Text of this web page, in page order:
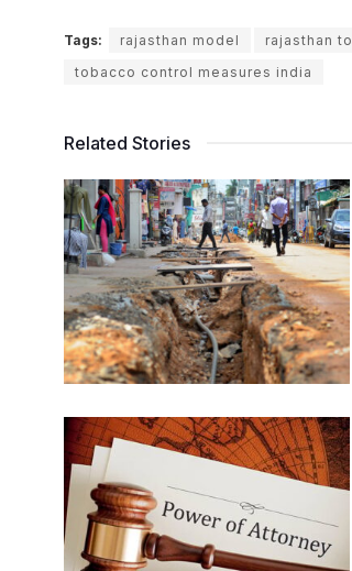
Tags: rajasthan model rajasthan
tobacco control measures india
Related Stories